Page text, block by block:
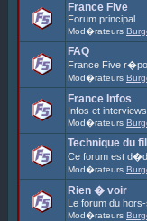
France Five
Forum principal.
Mod�rateurs
FAQ
France Five
Mod�rateurs
France Infos
Infos et interviews
Mod�rateurs
Technique du
Ce forum est
Mod�rateurs
Rien � voir
Le forum du hors-
Mod�rateurs